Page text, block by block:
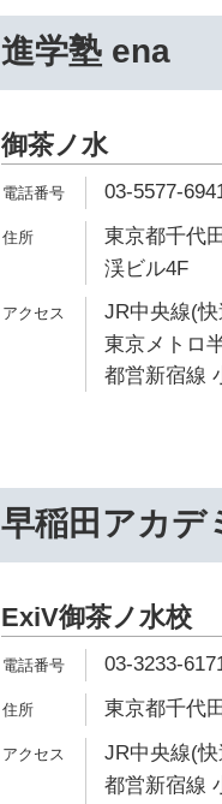
進学塾 ena
御茶ノ水
03-5577-
東京都千代
渓ビル4F
JR中央線(
東京メトロ
都営新宿線
早稲田アカデ
ExiV御茶ノ水校
03-3233-
東京都千代
JR中央線(
都営新宿線